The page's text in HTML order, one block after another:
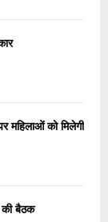
महिलाओं को मिलेगी
की बैठक